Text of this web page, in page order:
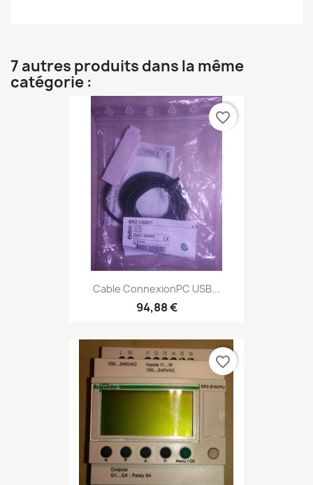
7 autres produits dans la même
catégorie :
Cable ConnexionPC USB...
94,88 €
favorite_border
favorite_border